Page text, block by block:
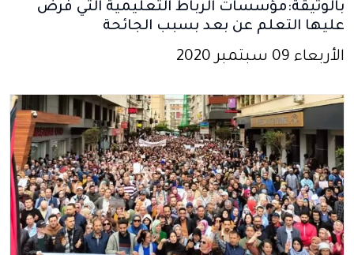
بالوثيقة:مؤسسات الرباط التعليمية التي فرض
عليها التعلم عن بعد بسبب الجائحة
الأربعاء 09 سبتمبر 2020